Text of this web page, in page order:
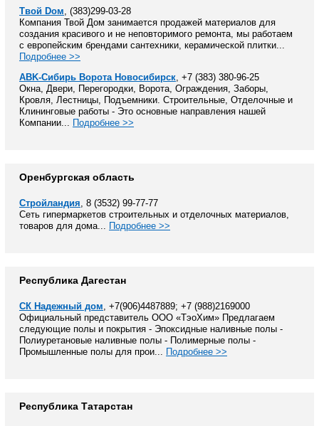
Твой Dом, (383)299-03-28
Компания Твой Дом занимается продажей материалов для
создания красивого и не неповторимого ремонта, мы работаем
с европейским брендами сантехники, керамической плитки...
Подробнее >>
ABK-Сибирь Ворота Новосибирск, +7 (383) 380-96-25
Окна, Двери, Перегородки, Ворота, Ограждения, Заборы,
Кровля, Лестницы, Подъемники. Строительные, Отделочные и
Клининговые работы - Это основные направления нашей
Компании... Подробнее >>
Оренбургская область
Стройландия, 8 (3532) 99-77-77
Сеть гипермаркетов строительных и отделочных материалов,
товаров для дома... Подробнее >>
Республика Дагестан
СК Надежный дом, +7(906)4487889; +7 (988)2169000
Официальный представитель ООО «ТэоХим» Предлагаем
следующие полы и покрытия - Эпоксидные наливные полы -
Полиуретановые наливные полы - Полимерные полы -
Промышленные полы для прои... Подробнее >>
Республика Татарстан